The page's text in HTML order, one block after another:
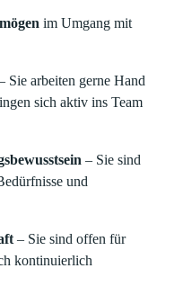
im Umgang mit
Sie arbeiten gerne Hand
sich aktiv ins Team
– Sie sind
und
– Sie sind offen für
kontinuierlich